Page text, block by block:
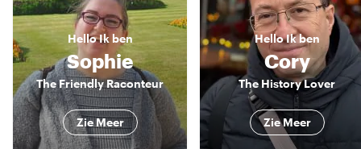
HelloIk ben
Sophie
The Friendly Raconteur
Zie Meer
HelloIk ben
Cory
The History Lover
Zie Meer